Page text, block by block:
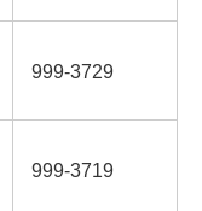
999-3729
999-3719